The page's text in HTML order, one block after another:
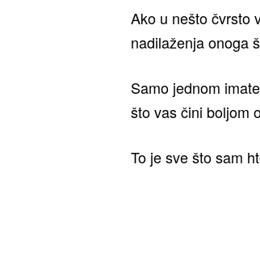
Ako u nešto čvrsto
nadilaženja onoga
Samo jednom
što vas čini boljom
To je sve što sam